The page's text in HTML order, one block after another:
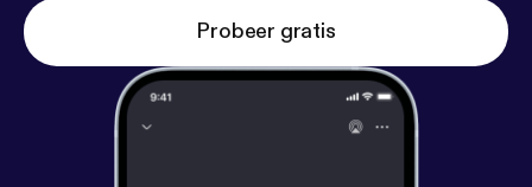
Probeer gratis